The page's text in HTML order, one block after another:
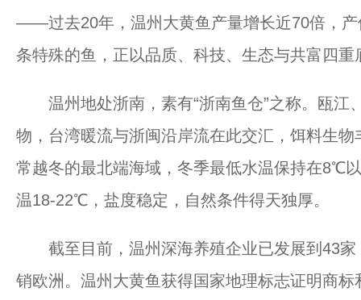
——过去20年，温州大黄鱼产量增长近70倍，产
条特殊的鱼，正以品质、科技、生态与共富四
温州地处浙南，素有“浙南鱼仓”之称。瓯江
物，台湾暖流与浙闽沿岸流在此交汇，饵料生
常越冬的最北端海域，冬季最低水温保持在8℃
温18-22℃，盐度稳定，自然条件得天独厚。
截至目前，温州深海养殖企业已发展到43家
销欧洲。温州大黄鱼获得国家地理标志证明商标